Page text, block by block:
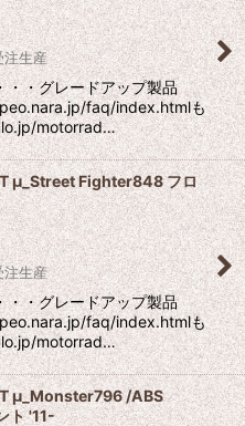
注生産
・グレードアップ製品
faq/index.htmlも
motorrad…
μ_Street Fighter848 フロ
注生産
・グレードアップ製品
faq/index.htmlも
motorrad…
μ_Monster796 /ABS
ト '11-